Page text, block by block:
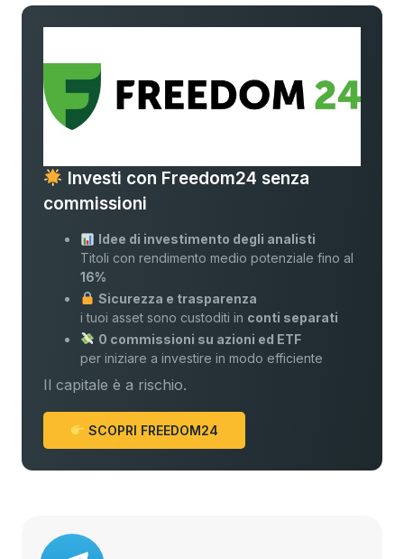
Investi con Freedom24 senza
commissioni
Idee di investimento degli analisti
Titoli con rendimento medio potenziale fino al
16%
Sicurezza e trasparenza
i tuoi asset sono custoditi in conti separati
0 commissioni su azioni ed ETF
per iniziare a investire in modo efficiente
Il capitale è a rischio.
SCOPRI FREEDOM24